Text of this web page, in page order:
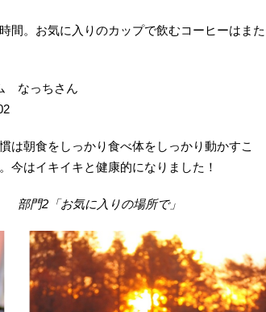
間。お気に入りのカップで飲むコーヒーはまた
ム なっちさん
は朝食をしっかり食べ体をしっかり動かすこ
今はイキイキと健康的になりました！
「お気に入りの場所で」